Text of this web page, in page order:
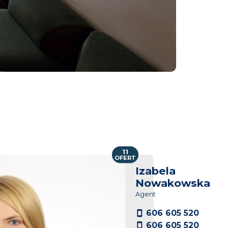
Izabela
Nowakowska
Agent
606 605 520
606 605 520
11
OFERT